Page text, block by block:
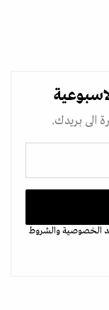
الى بريدك.
الخصوصيةوالشروط